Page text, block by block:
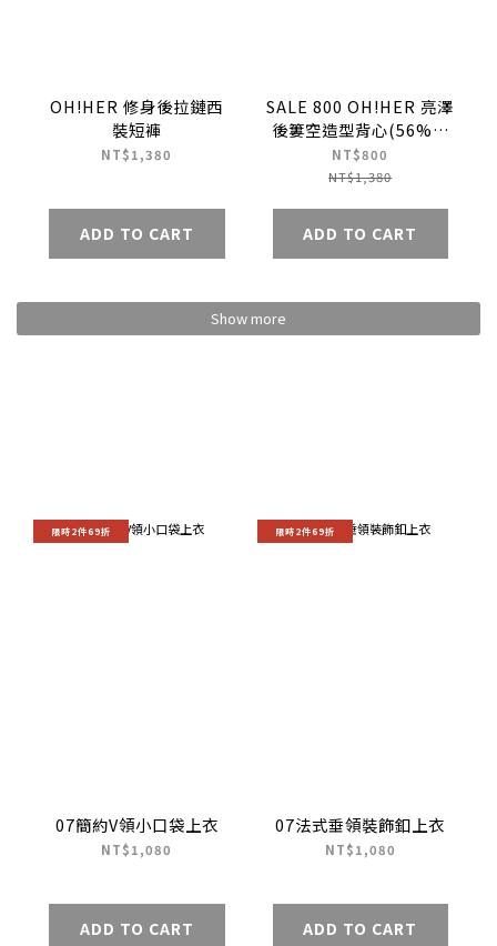
OH!HER 修身後拉鏈西
裝短褲
NT$1,380
ADD TO CART
SALE 800 OH!HER 亮澤
後簍空造型背心(56%天
絲)
NT$800
NT$1,380
ADD TO CART
Show more
限時2件69折
07簡約V領小口袋上衣
NT$1,080
ADD TO CART
限時2件69折
07法式垂領裝飾釦上衣
NT$1,080
ADD TO CART